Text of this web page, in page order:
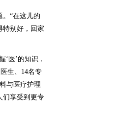
“在这儿的
特别好，回家
医’的知识，
生、14名专
与医疗护理
们享受到更专